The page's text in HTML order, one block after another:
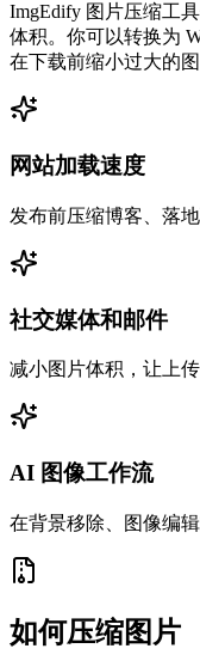
ImgEdify 图片压缩工
体积。你可以转换为
在下载前缩小过大的图
网站加载速度
发布前压缩博客、落
社交媒体和邮件
减小图片体积，让上
AI 图像工作流
在背景移除、图像编
如何压缩图片